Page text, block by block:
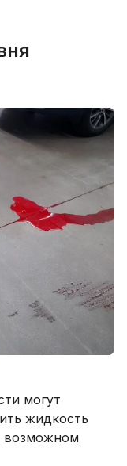
могут
жидкость
возможном